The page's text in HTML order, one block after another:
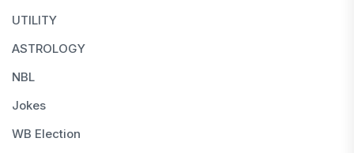
UTILITY
ASTROLOGY
NBL
Jokes
WB Election